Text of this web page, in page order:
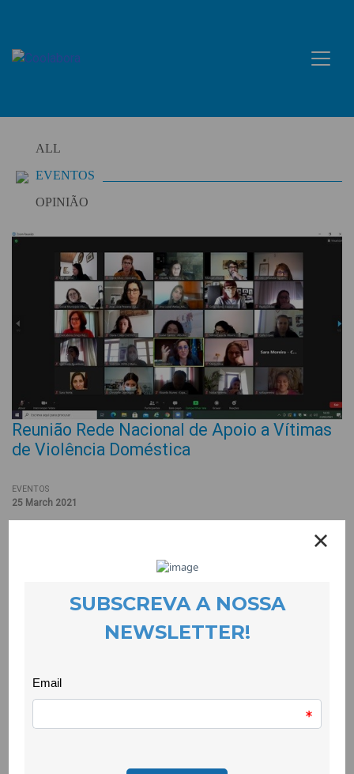
content
ALL
EVENTOS
OPINIÃO
Reunião Rede Nacional de Apoio a Vítimas
de Violência Doméstica
EVENTOS
25 March 2021
No dia 23 de Fevereiro, a CooLabora participou em mais uma
Doméstica, que agregou as estruturas de atendimento e de
Évora e Faro.
Em mais um momento de importante partilha, foram
fornecidas informações gerais relevantes sobre a plataforma
respostas nacionais; as monitorizações 2021 e o protocolo
preocupações e constrangimentos relativamente à actividade